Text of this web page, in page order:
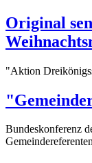
Original
"Aktion
Bundeskonferenz